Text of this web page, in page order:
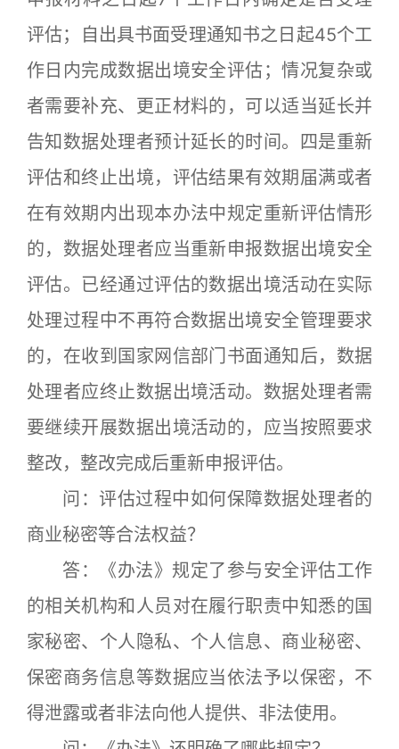
评估；自出具书面受理通知书之日起45个工
作日内完成数据出境安全评估；情况复杂或
者需要补充、更正材料的，可以适当延长并
告知数据处理者预计延长的时间。四是重新
评估和终止出境，评估结果有效期届满或者
在有效期内出现本办法中规定重新评估情形
的，数据处理者应当重新申报数据出境安全
评估。已经通过评估的数据出境活动在实际
处理过程中不再符合数据出境安全管理要求
的，在收到国家网信部门书面通知后，数据
处理者应终止数据出境活动。数据处理者需
要继续开展数据出境活动的，应当按照要求
整改，整改完成后重新申报评估。
问：评估过程中如何保障数据处理者的
商业秘密等合法权益？
答：《办法》规定了参与安全评估工作
的相关机构和人员对在履行职责中知悉的国
家秘密、个人隐私、个人信息、商业秘密、
保密商务信息等数据应当依法予以保密，不
得泄露或者非法向他人提供、非法使用。